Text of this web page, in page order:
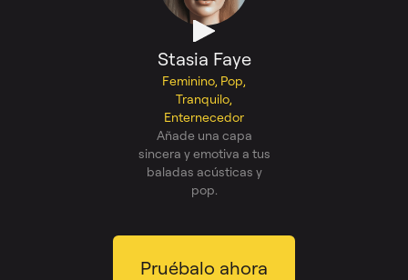
Stasia Faye
Feminino, Pop,
Tranquilo,
Enternecedor
Añade una capa
sincera y emotiva a tus
baladas acústicas y
pop.
Pruébalo ahora